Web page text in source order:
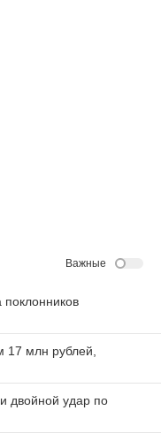
Важные
17 млн рублей,
двойной удар по